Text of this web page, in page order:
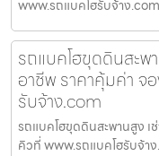
www.รถแบคโฮรับจ้าง
รถแบคโฮขุดดินสะพ
อาชีพ ราคาคุ้มค่า จ
รับจ้าง.com
รถแบคโฮขุดดินสะพานสูง
คิวที่ www.รถแบคโฮรับจ้า